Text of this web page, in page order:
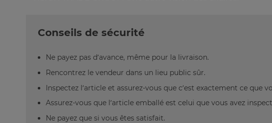
Conseils de sécurité
Ne payez pas d’avance, même pour la livraison.
Rencontrez le vendeur dans un lieu public sûr.
Inspectez l’article et assurez-vous que c’est exactement ce que
Assurez-vous que l’article emballé est celui que vous avez
Ne payez que si vous êtes satisfait.